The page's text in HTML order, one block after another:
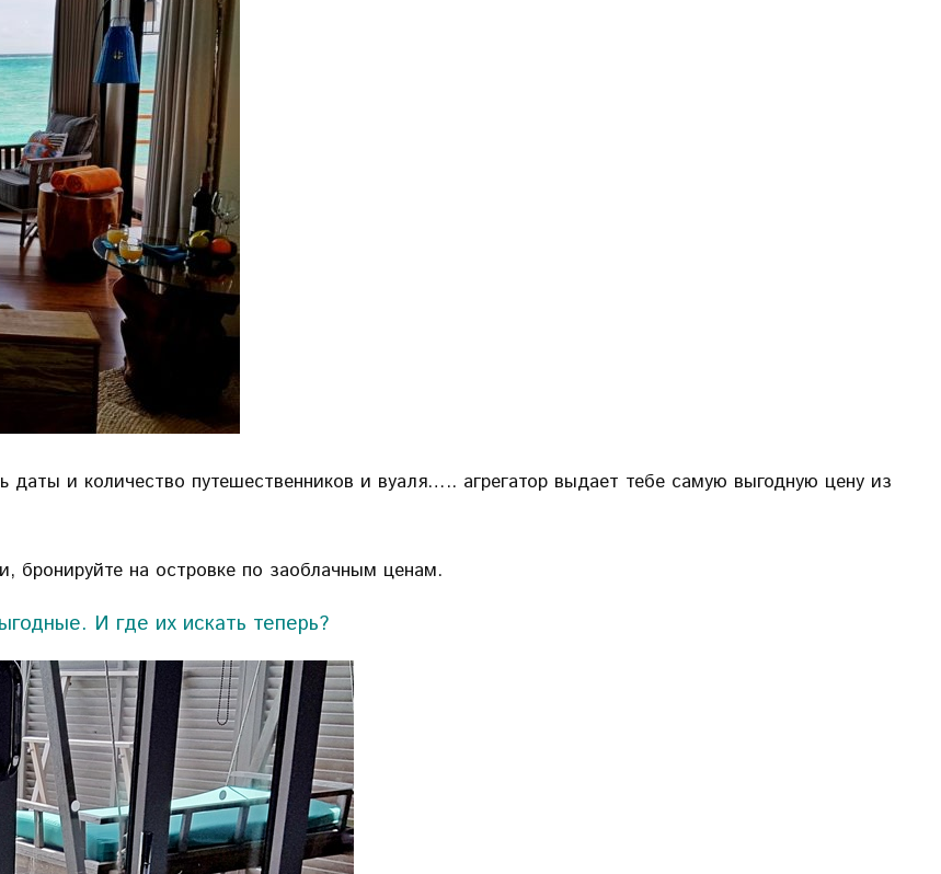
даты и количество путешественников и вуаля….. агрегатор выдает тебе самую выгодную цену из
бронируйте на островке по заоблачным ценам.
И где их искать теперь?